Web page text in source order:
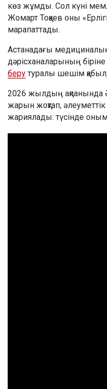
көз жұмды. Сол күні
Жомарт Тоқаев оны
марапаттады.
Астанадағы
дәрісханаларының
беру туралы шешім
2026 жылдың ақпанында
жарын жоқтап,
жариялады: түсінде